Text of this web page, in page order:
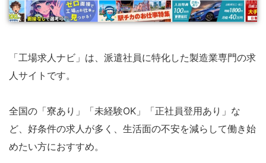
「工場求人ナビ」は、派遣社員に特化した製造業専門の求
人サイトです。
全国の「寮あり」「未経験OK」「正社員登用あり」な
ど、好条件の求人が多く、生活面の不安を減らして働き始
めたい方におすすめ。